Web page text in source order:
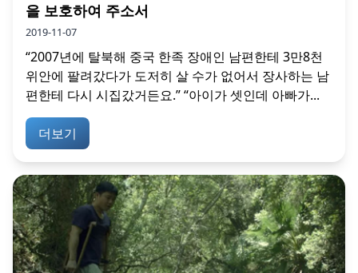
을 보호하여 주소서
2019-11-07
“2007년에 탈북해 중국 한족 장애인 남편한테 3만8천
위안에 팔려갔다가 도저히 살 수가 없어서 장사하는 남
편한테 다시 시집갔거든요.” “아이가 셋인데 아빠가...
더보기